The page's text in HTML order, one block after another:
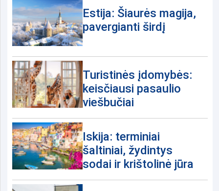
Estija: Šiaurės magija,
pavergianti širdį
Turistinės įdomybės:
keisčiausi pasaulio
viešbučiai
Iskija: terminiai
šaltiniai, žydintys
sodai ir krištolinė jūra